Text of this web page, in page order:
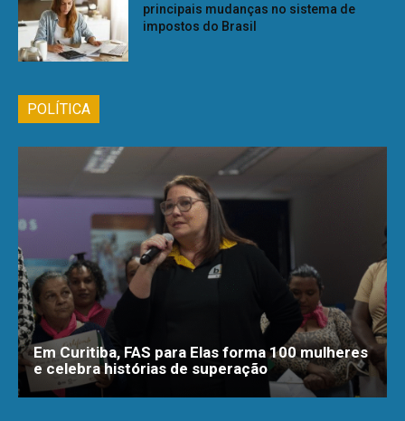
principais mudanças no sistema de
impostos do Brasil
POLÍTICA
Em Curitiba, FAS para Elas forma 100 mulheres
e celebra histórias de superação